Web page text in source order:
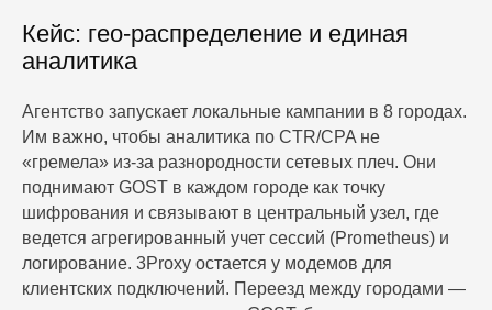
Кейс: гео-распределение и единая
аналитика
Агентство запускает локальные кампании в 8 городах.
Им важно, чтобы аналитика по CTR/CPA не
«гремела» из-за разнородности сетевых плеч. Они
поднимают GOST в каждом городе как точку
шифрования и связывают в центральный узел, где
ведется агрегированный учет сессий (Prometheus) и
логирование. 3Proxy остается у модемов для
клиентских подключений. Переезд между городами —